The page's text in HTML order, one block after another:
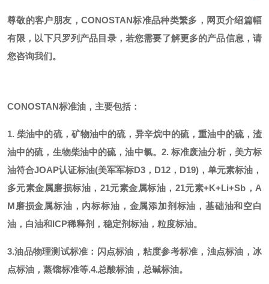
尊敬的客户朋友， CONOSTAN标准品种类繁多，网页介绍篇幅
有限，以下只罗列产品目录，若您需要了解更多的产品信息，请
您咨询我们。
CONOSTAN标准油，主要包括：
1. 柴油中的硫，矿物油中的硫，异辛烷中的硫，重油中的硫，渣
油中的硫，生物柴油中的硫，油中氯。 2. 标准废油分析，美方标
油符合JOAP认证标油(美军军标D3，D12，D19)，单元素标油，
多元素金属磨损标油，21元素金属标油，21元素+K+Li+Sb，A
M磨损金属标油，内标标油，金属添加剂标油，基础油和空白
油，白油和ICP稀释剂，稳定剂标油，粒度标油。
3.油品物理测试标准：闪点标油，粘度参考标准，浊点标油，冰
点标油，蒸馏标准等.4.总酸标油，总碱标油。